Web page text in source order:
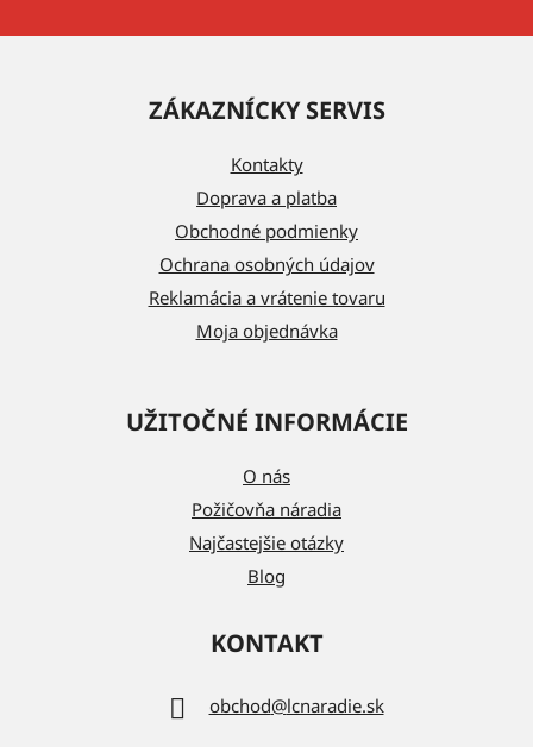
ZÁKAZNÍCKY SERVIS
Kontakty
Doprava a platba
Obchodné podmienky
Ochrana osobných údajov
Reklamácia a vrátenie tovaru
Moja objednávka
UŽITOČNÉ INFORMÁCIE
O nás
Požičovňa náradia
Najčastejšie otázky
Blog
KONTAKT
obchod@lcnaradie.sk